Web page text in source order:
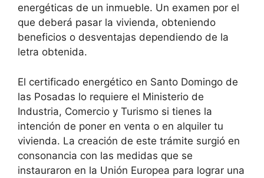
energéticas de un inmueble. Un examen por el
que deberá pasar la vivienda, obteniendo
beneficios o desventajas dependiendo de la
letra obtenida.
El certificado energético en Santo Domingo de
las Posadas lo requiere el Ministerio de
Industria, Comercio y Turismo si tienes la
intención de poner en venta o en alquiler tu
vivienda. La creación de este trámite surgió en
consonancia con las medidas que se
instauraron en la Unión Europea para lograr una